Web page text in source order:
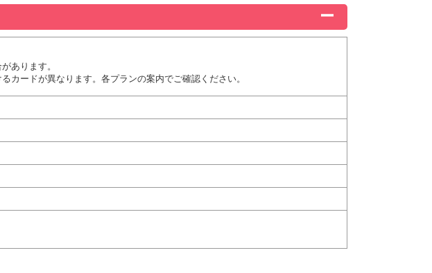
あります。
カードが異なります。各プランの案内でご確認ください。